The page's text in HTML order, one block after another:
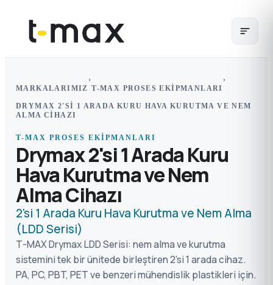
MARKALARIMIZ
›
T-MAX PROSES EKIPMANLARI
›
DRYMAX 2'SI 1 ARADA KURU HAVA KURUTMA VE NEM
ALMA CIHAZI
T-MAX PROSES EKIPMANLARI
Drymax 2'si 1 Arada Kuru
Hava Kurutma ve Nem
Alma Cihazı
2'si 1 Arada Kuru Hava Kurutma ve Nem Alma
(LDD Serisi)
T-MAX Drymax LDD Serisi: nem alma ve kurutma
sistemini tek bir ünitede birleştiren 2'si 1 arada cihaz.
PA, PC, PBT, PET ve benzeri mühendislik plastikleri için.